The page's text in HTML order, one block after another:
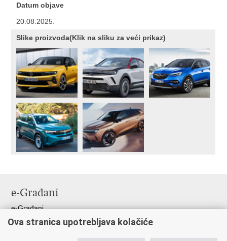
Datum objave
20.08.2025.
Slike proizvoda(Klik na sliku za veći prikaz)
e-Građani
e-Građani
Pristup informacijama
Ova stranica upotrebljava kolačiće